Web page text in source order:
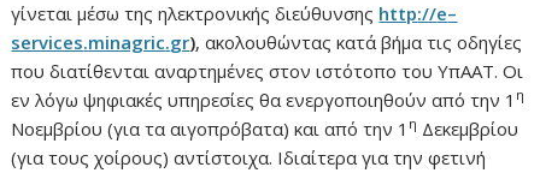
γίνεται μέσω της ηλεκτρονικής διεύθυνσης http://e–
services.minagric.gr), ακολουθώντας κατά βήμα τις οδηγίες
που διατίθενται αναρτημένες στον ιστότοπο του ΥπΑΑΤ. Οι
εν λόγω ψηφιακές υπηρεσίες θα ενεργοποιηθούν από την 1 η
Νοεμβρίου (για τα αιγοπρόβατα) και από την 1 η Δεκεμβρίου
(για τους χοίρους) αντίστοιχα. Ιδιαίτερα για την φετινή